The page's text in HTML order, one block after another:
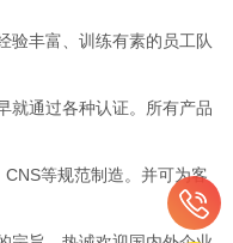
丰富、训练有素的员工队
就通过各种认证。所有产品
等规范制造。并可为客